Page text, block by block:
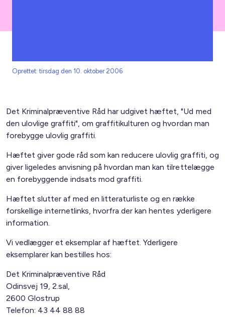
Oprettet: tirsdag den 10. oktober 2006
Det Kriminalpræventive Råd har udgivet hæftet, "Ud med
den ulovlige graffiti", om graffitikulturen og hvordan man
forebygge ulovlig graffiti.
Hæftet giver gode råd som kan reducere ulovlig graffiti, og
giver ligeledes anvisning på hvordan man kan tilrettelægge
en forebyggende indsats mod graffiti.
Hæftet slutter af med en litteraturliste og en række
forskellige internetlinks, hvorfra der kan hentes yderligere
information.
Vi vedlægger et eksemplar af hæftet. Yderligere
eksemplarer kan bestilles hos:
Det Kriminalpræventive Råd
Odinsvej 19, 2.sal,
2600 Glostrup
Telefon: 43 44 88 88